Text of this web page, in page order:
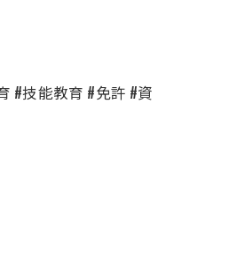
#技能教育 #免許 #資